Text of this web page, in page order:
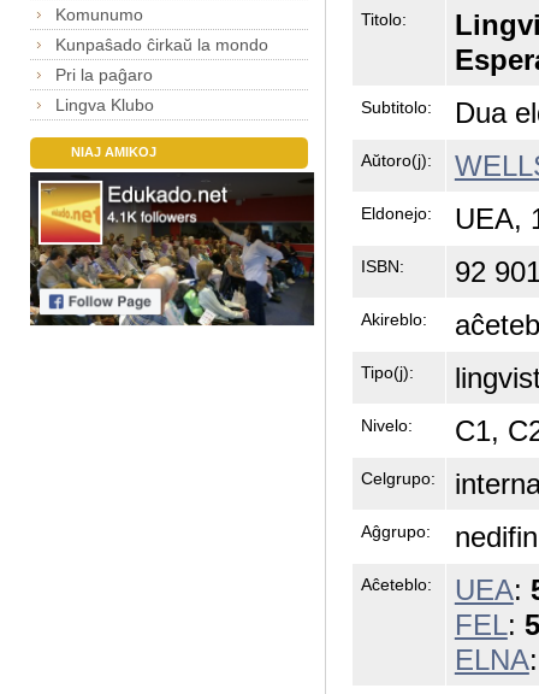
Komunumo
Kunpaŝado ĉirkaŭ la mondo
Pri la paĝaro
Lingva Klubo
NIAJ AMIKOJ
Titolo:
Subtitolo: Dua
Aŭtoro(j):
Eldonejo: UEA,
ISBN: 92
Akireblo:
Tipo(j):
Nivelo: C1,
Celgrupo:
Aĝgrupo:
Aĉeteblo: UEA:
FEL:
ELNA